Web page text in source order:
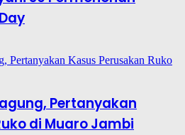
Pertanyakan
di Muaro Jambi